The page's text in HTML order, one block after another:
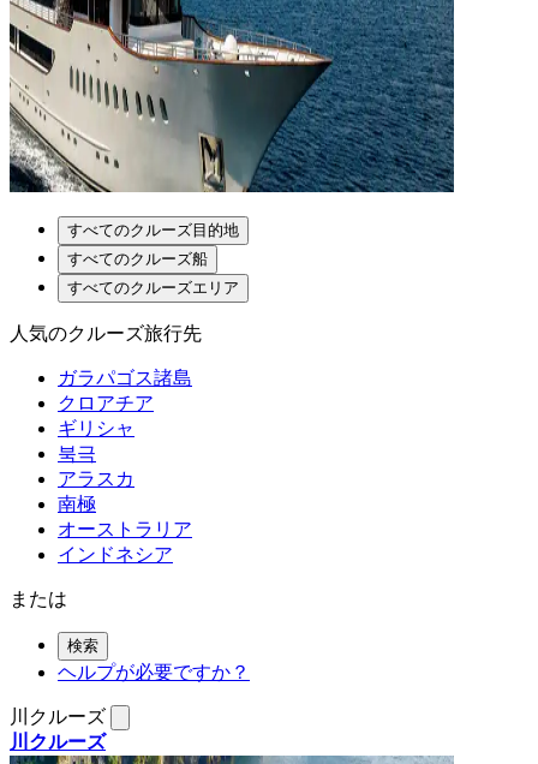
すべてのクルーズ目的地
すべてのクルーズ船
すべてのクルーズエリア
人気のクルーズ旅行先
ガラパゴス諸島
クロアチア
ギリシャ
북극
アラスカ
南極
オーストラリア
インドネシア
または
検索
ヘルプが必要ですか？
川クルーズ
川クルーズ